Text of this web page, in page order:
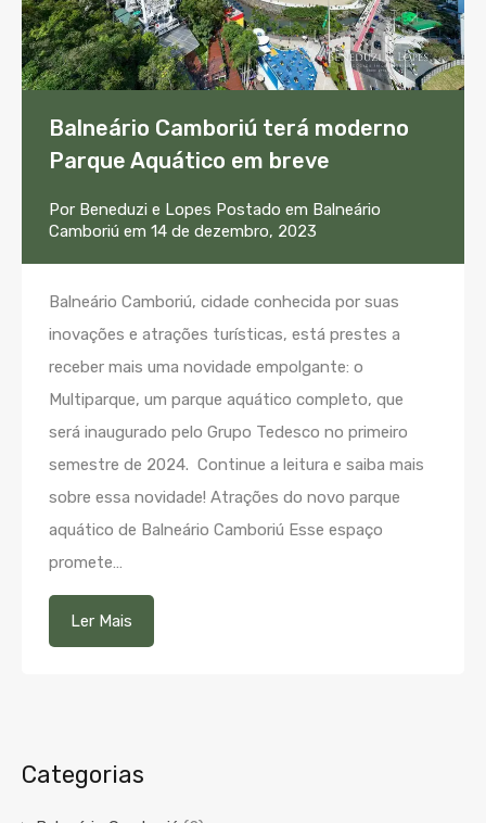
Balneário Camboriú terá moderno
Parque Aquático em breve
Por Beneduzi e Lopes Postado em Balneário
Camboriú em 14 de dezembro, 2023
Balneário Camboriú, cidade conhecida por suas
inovações e atrações turísticas, está prestes a
receber mais uma novidade empolgante: o
Multiparque, um parque aquático completo, que
será inaugurado pelo Grupo Tedesco no primeiro
semestre de 2024. Continue a leitura e saiba mais
sobre essa novidade! Atrações do novo parque
aquático de Balneário Camboriú Esse espaço
promete…
Ler Mais
Categorias